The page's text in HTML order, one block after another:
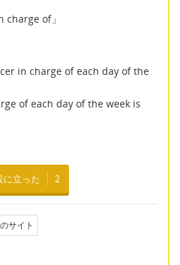
charge of」
in charge of each day of the
of each day of the week is
に立った 2
サイト